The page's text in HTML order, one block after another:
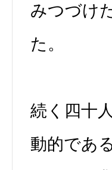
みつづけ
た。
続く四十
動的であ